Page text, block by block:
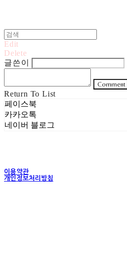
Edit
Delete
글쓴이
Comment
Return To List
페이스북
카카오톡
네이버 블로그
이용약관
개인정보처리방침